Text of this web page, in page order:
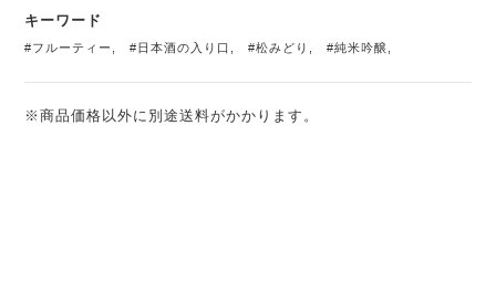
キーワード
#フルーティー ,#日本酒の入り口 ,#松みどり ,#純米吟醸
※商品価格以外に別途送料がかかります。